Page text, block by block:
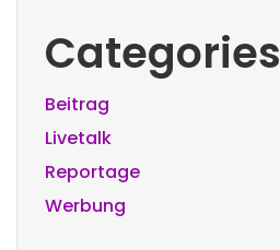
Categories
Beitrag
Livetalk
Reportage
Werbung